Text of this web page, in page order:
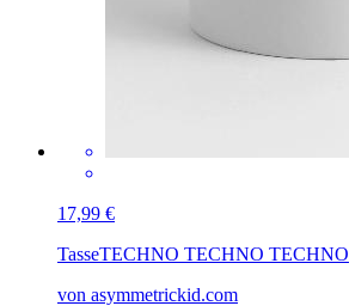
17,99 €
TasseTECHNO TECHNO TECHNO
von asymmetrickid.com